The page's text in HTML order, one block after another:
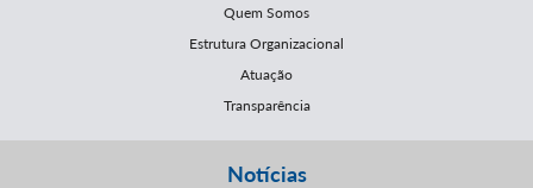
Quem Somos
Estrutura Organizacional
Atuação
Transparência
Notícias